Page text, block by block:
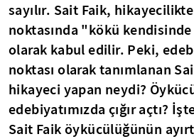
sayılır. Sait Faik,
noktasında "kökü
olarak kabul edilir. Peki,
noktası olarak tanımlanan
hikayeci yapan neydi?
edebiyatımızda çığır açtı?
Sait Faik öykücülüğünün